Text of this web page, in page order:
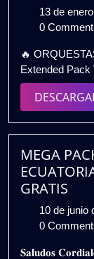
13 de
0
🔥
Extended Pack
MEGA
GRATIS
10 de junio
0
𝐒𝐚𝐥𝐮𝐝𝐨𝐬